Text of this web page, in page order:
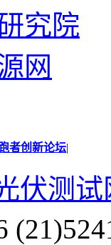
究院
网
者创新论坛|
伏测试